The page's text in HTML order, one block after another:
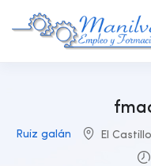
Ruiz galán El